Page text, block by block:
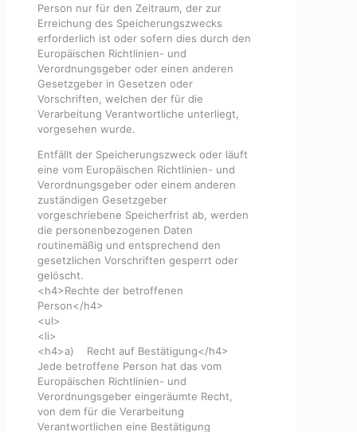
Person nur für den Zeitraum, der zur
Erreichung des Speicherungszwecks
erforderlich ist oder sofern dies durch den
Europäischen Richtlinien- und
Verordnungsgeber oder einen anderen
Gesetzgeber in Gesetzen oder
Vorschriften, welchen der für die
Verarbeitung Verantwortliche unterliegt,
vorgesehen wurde.
Entfällt der Speicherungszweck oder läuft
eine vom Europäischen Richtlinien- und
Verordnungsgeber oder einem anderen
zuständigen Gesetzgeber
vorgeschriebene Speicherfrist ab, werden
die personenbezogenen Daten
routinemäßig und entsprechend den
gesetzlichen Vorschriften gesperrt oder
gelöscht.
<h4>Rechte der betroffenen
Person</h4>
<ul>
<li>
<h4>a) Recht auf Bestätigung</h4>
Jede betroffene Person hat das vom
Europäischen Richtlinien- und
Verordnungsgeber eingeräumte Recht,
von dem für die Verarbeitung
Verantwortlichen eine Bestätigung